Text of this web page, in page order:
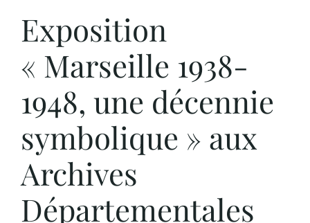
Exposition
« Marseille 1938-
1948, une décennie
symbolique » aux
Archives
Départementales